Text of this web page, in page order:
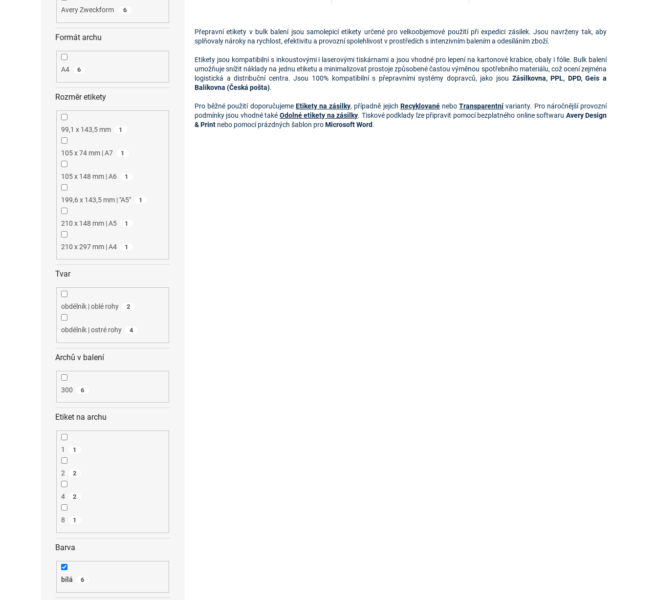
Avery Zweckform 6
Formát archu
A4 6
Rozměr etikety
99,1 x 143,5 mm 1
105 x 74 mm | A7 1
105 x 148 mm | A6 1
199,6 x 143,5 mm | "A5" 1
210 x 148 mm | A5 1
210 x 297 mm | A4 1
Tvar
obdélník | oblé rohy 2
obdélník | ostré rohy 4
Archů v balení
300 6
Etiket na archu
1 1
2 2
4 2
8 1
Barva
bílá 6
l
á
a
c
í
v
k
Přepravní etikety v bulk balení jsou samolepicí etikety určené pro velkoobjemové použití při expedici zásilek. Jsou navrženy tak, aby
splňovaly nároky na rychlost, efektivitu a provozní spolehlivost v prostředích s intenzivním balením a odesíláním zboží.
Etikety jsou kompatibilní s inkoustovými i laserovými tiskárnami a jsou vhodné pro lepení na kartonové krabice, obaly i fólie. Bulk balení
umožňuje snížit náklady na jednu etiketu a minimalizovat prostoje způsobené častou výměnou spotřebního materiálu, což ocení zejména
logistická a distribuční centra. Jsou 100% kompatibilní s přepravními systémy dopravců, jako jsou Zásilkovna, PPL, DPD, Geis a
Balíkovna (Česká pošta).
Pro běžné použití doporučujeme Etikety na zásilky, případně jejich RecyklovanéneboTransparentnívarianty. Pro náročnější provozní
podmínky jsou vhodné také Odolné etikety na zásilky. Tiskové podklady lze připravit pomocí bezplatného online softwaru Avery Design
& Print nebo pomocí prázdných šablon proMicrosoft Word.